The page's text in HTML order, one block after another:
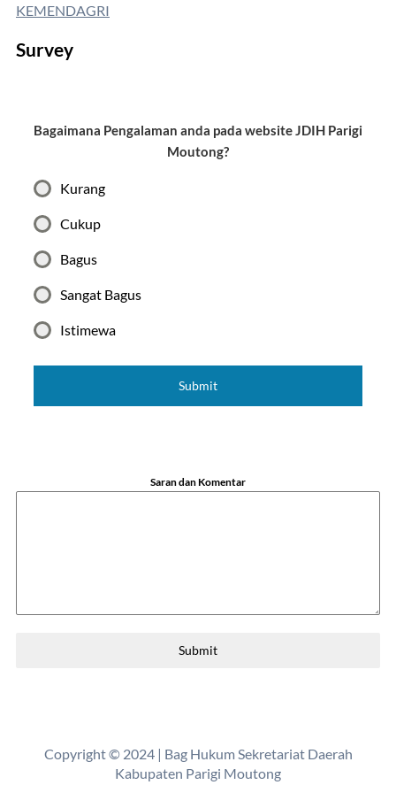
KEMENDAGRI
Survey
Bagaimana Pengalaman anda pada website JDIH Parigi
Moutong?
Kurang
Cukup
Bagus
Sangat Bagus
Istimewa
Submit
Saran dan Komentar
Submit
Copyright © 2024 | Bag Hukum Sekretariat Daerah
Kabupaten Parigi Moutong